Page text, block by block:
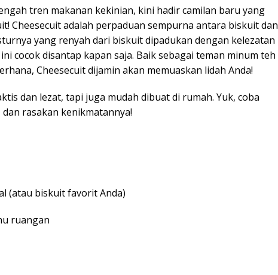
tren makanan kekinian, kini hadir camilan baru yang
Cheesecuit adalah perpaduan sempurna antara biskuit dan
yang renyah dari biskuit dipadukan dengan kelezatan
cocok disantap kapan saja. Baik sebagai teman minum teh
Cheesecuit dijamin akan memuaskan lidah Anda!
dan lezat, tapi juga mudah dibuat di rumah. Yuk, coba
rasakan kenikmatannya!
(atau biskuit favorit Anda)
ruangan